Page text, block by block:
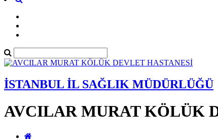
İSTANBUL İL SAĞLIK MÜDÜRLÜĞÜ
AVCILAR MURAT KÖLÜK